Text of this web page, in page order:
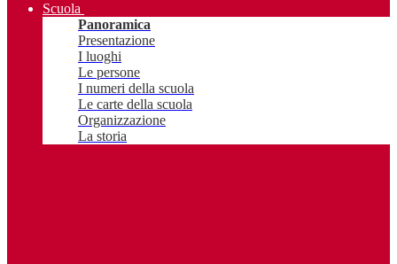
Scuola
Panoramica
Presentazione
I luoghi
Le persone
I numeri della scuola
Le carte della scuola
Organizzazione
La storia